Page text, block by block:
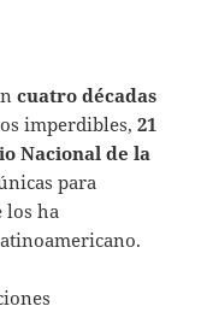
cuatro décadas
imperdibles,21
Nacional de la
para
ha